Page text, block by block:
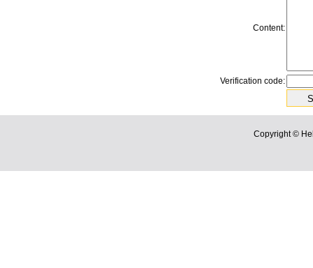
Content:
Verification code:
Copyright ©